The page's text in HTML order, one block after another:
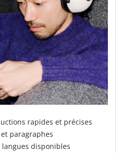
rapides et précises
paragraphes
langues disponibles